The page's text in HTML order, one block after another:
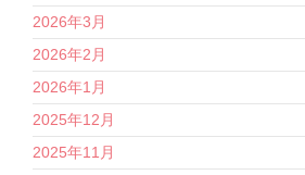
2026年3月
2026年2月
2026年1月
2025年12月
2025年11月